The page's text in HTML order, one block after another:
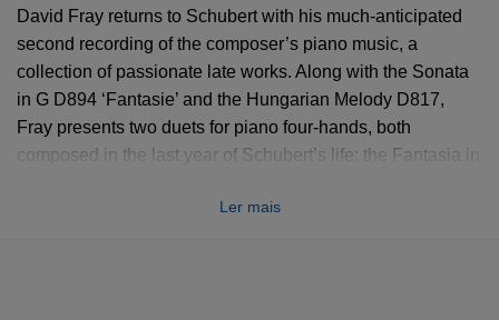
David Fray returns to Schubert with his much-anticipated
second recording of the composer’s piano music, a
collection of passionate late works. Along with the Sonata
in G D894 ‘Fantasie’ and the Hungarian Melody D817,
Fray presents two duets for piano four-hands, both
composed in the last year of Schubert’s life: the Fantasia in
‘Lebensstürme’ (‘Storms of Life’). Fray invited Jacques
Ler mais